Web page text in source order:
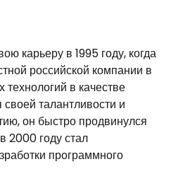
карьеру в 1995 году, когда
российской компании в
в качестве
талантливости и
он быстро продвинулся
2000 году стал
программного